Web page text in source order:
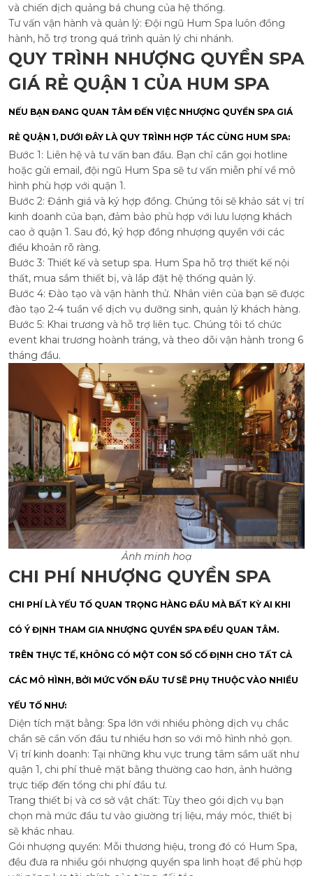
và chiến dịch quảng bá chung của hệ thống.
Tư vấn vận hành và quản lý: Đội ngũ Hum Spa luôn đồng
hành, hỗ trợ trong quá trình quản lý chi nhánh.
QUY TRÌNH NHƯỢNG QUYỀN SPA
GIÁ RẺ QUẬN 1 CỦA HUM SPA
NẾU BẠN ĐANG QUAN TÂM ĐẾN VIỆC NHƯỢNG QUYỀN SPA GIÁ
RẺ QUẬN 1, DƯỚI ĐÂY LÀ QUY TRÌNH HỢP TÁC CÙNG HUM SPA:
Bước 1: Liên hệ và tư vấn ban đầu. Bạn chỉ cần gọi hotline
hoặc gửi email, đội ngũ Hum Spa sẽ tư vấn miễn phí về mô
hình phù hợp với quận 1.
Bước 2: Đánh giá và ký hợp đồng. Chúng tôi sẽ khảo sát vị trí
kinh doanh của bạn, đảm bảo phù hợp với lưu lượng khách
cao ở quận 1. Sau đó, ký hợp đồng nhượng quyền với các
điều khoản rõ ràng.
Bước 3: Thiết kế và setup spa. Hum Spa hỗ trợ thiết kế nội
thất, mua sắm thiết bị, và lắp đặt hệ thống quản lý.
Bước 4: Đào tạo và vận hành thử. Nhân viên của bạn sẽ được
đào tạo 2-4 tuần về dịch vụ dưỡng sinh, quản lý khách hàng.
Bước 5: Khai trương và hỗ trợ liên tục. Chúng tôi tổ chức
event khai trương hoành tráng, và theo dõi vận hành trong 6
tháng đầu.
Ảnh minh hoạ
CHI PHÍ NHƯỢNG QUYỀN SPA
CHI PHÍ LÀ YẾU TỐ QUAN TRỌNG HÀNG ĐẦU MÀ BẤT KỲ AI KHI
CÓ Ý ĐỊNH THAM GIA NHƯỢNG QUYỀN SPA ĐỀU QUAN TÂM.
TRÊN THỰC TẾ, KHÔNG CÓ MỘT CON SỐ CỐ ĐỊNH CHO TẤT CẢ
CÁC MÔ HÌNH, BỞI MỨC VỐN ĐẦU TƯ SẼ PHỤ THUỘC VÀO NHIỀU
YẾU TỐ NHƯ:
Diện tích mặt bằng: Spa lớn với nhiều phòng dịch vụ chắc
chắn sẽ cần vốn đầu tư nhiều hơn so với mô hình nhỏ gọn.
Vị trí kinh doanh: Tại những khu vực trung tâm sầm uất như
quận 1, chi phí thuê mặt bằng thường cao hơn, ảnh hưởng
trực tiếp đến tổng chi phí đầu tư.
Trang thiết bị và cơ sở vật chất: Tùy theo gói dịch vụ bạn
chọn mà mức đầu tư vào giường trị liệu, máy móc, thiết bị
sẽ khác nhau.
Gói nhượng quyền: Mỗi thương hiệu, trong đó có Hum Spa,
đều đưa ra nhiều gói nhượng quyền spa linh hoạt để phù hợp